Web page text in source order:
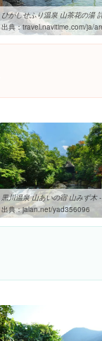
出典：travel.navitime.com/ja/area/jp/spot/
出典：jalan.net/yad356096